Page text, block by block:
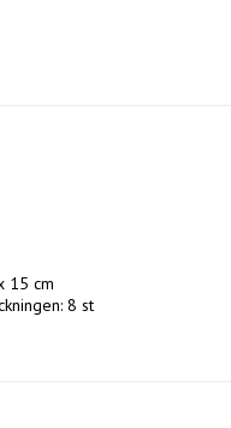
15 cm
8 st